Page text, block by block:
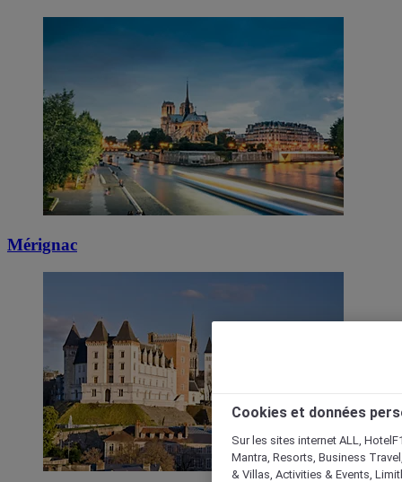
Mérignac
Cookies et données
Sur les sites internet ALL,
Mantra, Resorts, Business
& Villas, Activities & Events,